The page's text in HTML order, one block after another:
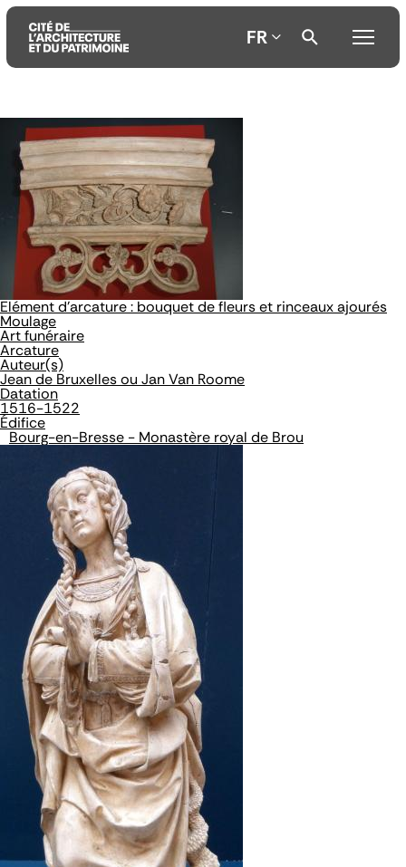
Aller
au
contenu
principal
Aller
au
menu
principal
Aller
recherche
FR
Elément d'arcature : bouquet de fleurs et rinceaux ajourés
Moulage
Art funéraire
Arcature
Auteur(s)
Jean de Bruxelles ou Jan Van Roome
Datation
1516-1522
Édifice
Bourg-en-Bresse - Monastère royal de Brou